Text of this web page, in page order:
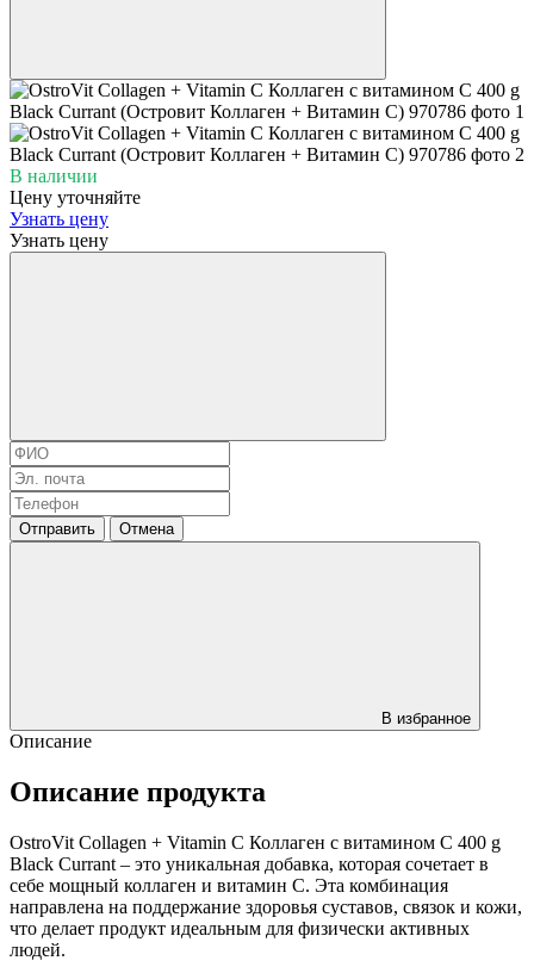
В наличии
Цену уточняйте
Узнать цену
Узнать цену
Отправить Отмена
В избранное
Описание
Описание продукта
OstroVit Collagen + Vitamin C Коллаген с витамином С 400 g
Black Currant – это уникальная добавка, которая сочетает в
себе мощный коллаген и витамин С. Эта комбинация
направлена на поддержание здоровья суставов, связок и кожи,
что делает продукт идеальным для физически активных
людей.